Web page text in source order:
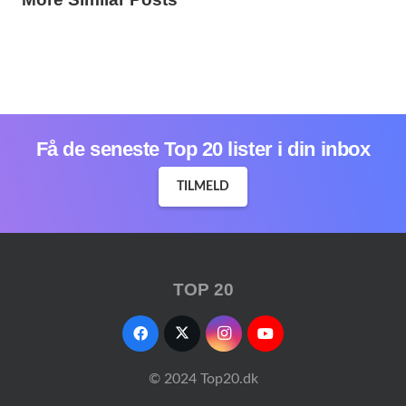
1 year ago
Få de seneste Top 20 lister i din inbox
TILMELD
TOP 20
© 2024 Top20.dk